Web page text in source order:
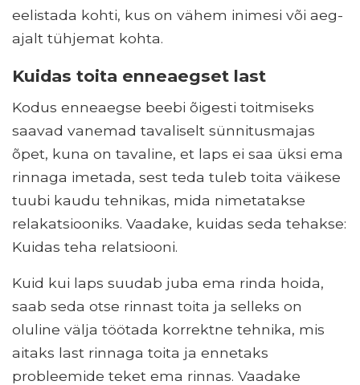
eelistada kohti, kus on vähem inimesi või aeg-
ajalt tühjemat kohta.
Kuidas toita enneaegset last
Kodus enneaegse beebi õigesti toitmiseks
saavad vanemad tavaliselt sünnitusmajas
õpet, kuna on tavaline, et laps ei saa üksi ema
rinnaga imetada, sest teda tuleb toita väikese
tuubi kaudu tehnikas, mida nimetatakse
relakatsiooniks. Vaadake, kuidas seda tehakse:
Kuidas teha relatsiooni.
Kuid kui laps suudab juba ema rinda hoida,
saab seda otse rinnast toita ja selleks on
oluline välja töötada korrektne tehnika, mis
aitaks last rinnaga toita ja ennetaks
probleemide teket ema rinnas. Vaadake